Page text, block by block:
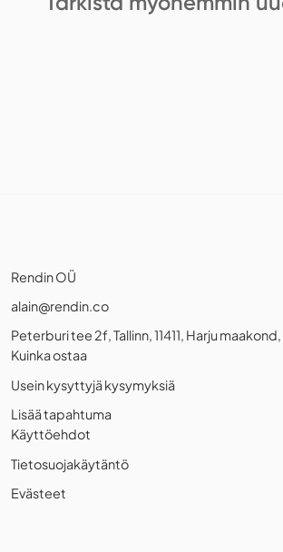
Rendin OÜ
alain@rendin.co
Peterburi tee 2f, Tallinn, 11411, Harju
Kuinka ostaa
Usein kysyttyjä kysymyksiä
Lisää tapahtuma
Käyttöehdot
Tietosuojakäytäntö
Evästeet